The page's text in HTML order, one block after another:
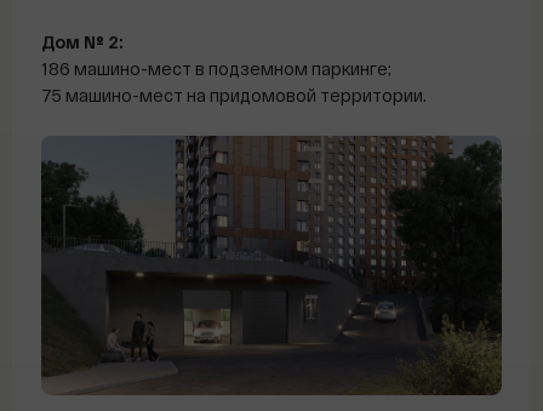
Дом № 2:
186 машино-мест в подземном паркинге;
75 машино-мест на придомовой территории.